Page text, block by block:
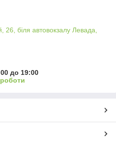
26, біля автовокзалу Левада,
до 19:00